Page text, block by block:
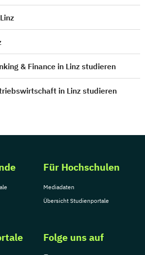
& Finance in Linz studieren
in Linz studieren
Für Hochschulen
Mediadaten
Übersicht Studienportale
Folge uns auf